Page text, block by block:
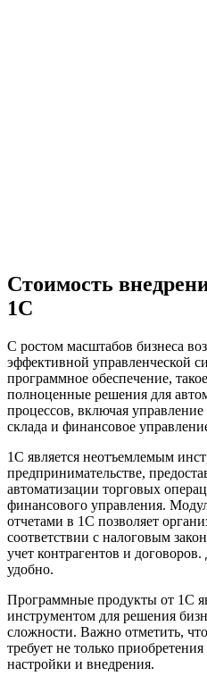
Стоимость
1С
С ростом масштабов бизнеса
эффективной управленческой
программное обеспечение,
полноценные решения для
процессов, включая
склада и финансовое
1С является неотъемлемым
предпринимательстве,
автоматизации торговых
финансового управления.
отчетами в 1С позволяет
соответствии с налоговым
учет контрагентов и
удобно.
Программные продукты от 1С
инструментом для решения
сложности. Важно отметить,
требует не только
настройки и внедрения.